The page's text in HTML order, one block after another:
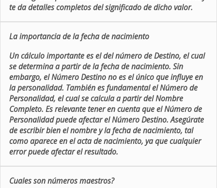
te da detalles completos del significado de dicho valor.
La importancia de la fecha de nacimiento
Un cálculo importante es el del número de Destino, el cual
se determina a partir de la fecha de nacimiento. Sin
embargo, el Número Destino no es el único que influye en
la personalidad. También es fundamental el Número de
Personalidad, el cual se calcula a partir del Nombre
Completo. Es relevante tener en cuenta que el Número de
Personalidad puede afectar el Número Destino. Asegúrate
de escribir bien el nombre y la fecha de nacimiento, tal
como aparece en el acta de nacimiento, ya que cualquier
error puede afectar el resultado.
Cuales son números maestros?